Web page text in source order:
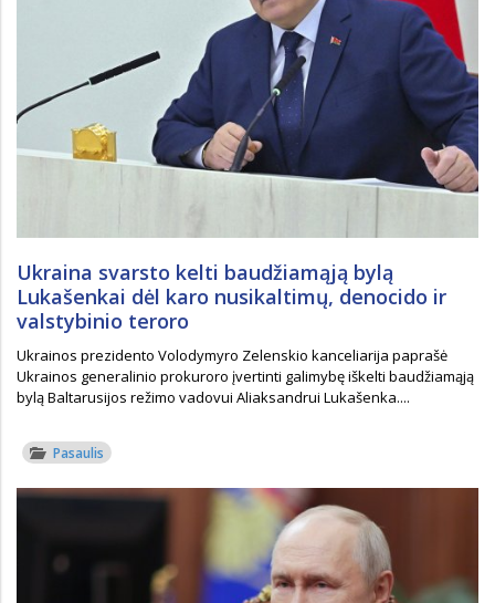
Ukraina svarsto kelti baudžiamąją bylą
Lukašenkai dėl karo nusikaltimų, denocido ir
valstybinio teroro
Ukrainos prezidento Volodymyro Zelenskio kanceliarija paprašė
Ukrainos generalinio prokuroro įvertinti galimybę iškelti baudžiamąją
bylą Baltarusijos režimo vadovui Aliaksandrui Lukašenka....
Pasaulis